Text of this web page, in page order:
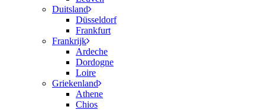
Duitsland
Düsseldorf
Frankfurt
Frankrijk
Ardeche
Dordogne
Loire
Griekenland
Athene
Chios